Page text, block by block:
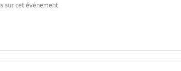
sur cet évènement